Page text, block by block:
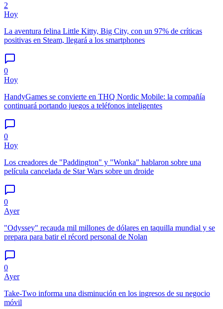
2
Hoy
La aventura felina Little Kitty, Big City, con un 97% de críticas
positivas en Steam, llegará a los smartphones
0
Hoy
HandyGames se convierte en THQ Nordic Mobile: la compañía
continuará portando juegos a teléfonos inteligentes
0
Hoy
Los creadores de "Paddington" y "Wonka" hablaron sobre una
película cancelada de Star Wars sobre un droide
0
Ayer
"Odyssey" recauda mil millones de dólares en taquilla mundial y se
prepara para batir el récord personal de Nolan
0
Ayer
Take-Two informa una disminución en los ingresos de su negocio
móvil